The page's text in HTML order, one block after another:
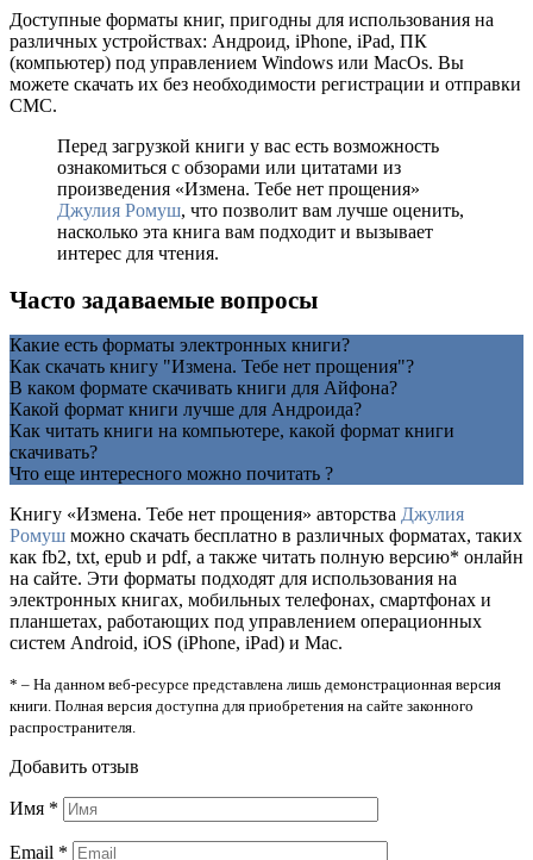
Доступные форматы книг, пригодны для использования на
различных устройствах: Андроид, iPhone, iPad, ПК
(компьютер) под управлением Windows или MacOs. Вы
можете скачать их без необходимости регистрации и отправки
СМС.
Перед загрузкой книги у вас есть возможность
ознакомиться с обзорами или цитатами из
произведения «Измена. Тебе нет прощения»
Джулия Ромуш, что позволит вам лучше оценить,
насколько эта книга вам подходит и вызывает
интерес для чтения.
Часто задаваемые вопросы
Какие есть форматы электронных книги?
Как скачать книгу "Измена. Тебе нет прощения"?
В каком формате скачивать книги для Айфона?
Какой формат книги лучше для Андроида?
Как читать книги на компьютере, какой формат книги
скачивать?
Что еще интересного можно почитать ?
Книгу «Измена. Тебе нет прощения» авторства Джулия
Ромуш можно скачать бесплатно в различных форматах, таких
как fb2, txt, epub и pdf, а также читать полную версию* онлайн
на сайте. Эти форматы подходят для использования на
электронных книгах, мобильных телефонах, смартфонах и
планшетах, работающих под управлением операционных
систем Android, iOS (iPhone, iPad) и Mac.
* – На данном веб-ресурсе представлена лишь демонстрационная версия
книги. Полная версия доступна для приобретения на сайте законного
распространителя.
Добавить отзыв
Имя *
Email *